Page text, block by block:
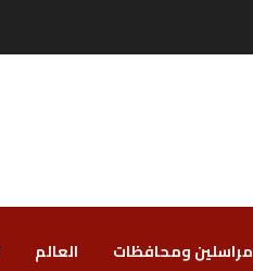
مراسلين ومحافظات ‏العالم